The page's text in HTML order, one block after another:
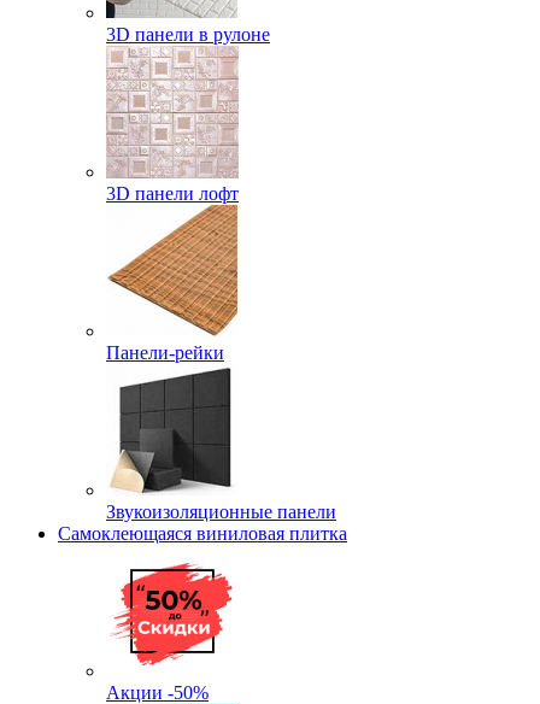
3D панели в рулоне
3D панели лофт
Панели-рейки
Звукоизоляционные панели
Самоклеющаяся виниловая плитка
Акции -50%